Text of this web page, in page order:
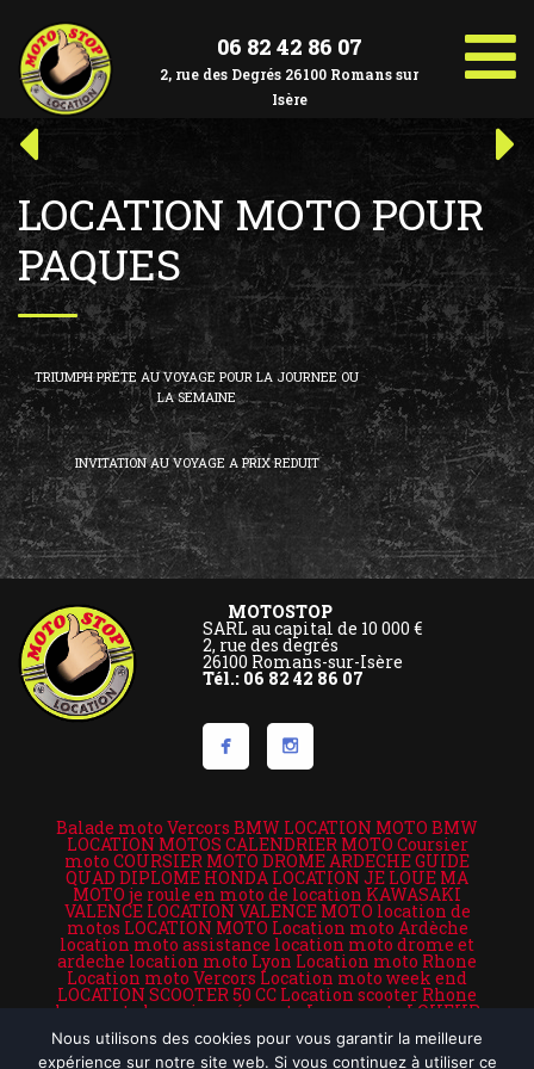
au
contenu
2, rue des Degrés 26100 Romans sur
Isère
06 82 42 86 07
Navigation
de
l’article
Article
précédent :
LOCATION MOTO POUR
PAQUES
TRIUMPH PRETE AU VOYAGE POUR LA JOURNEE OU
LA SEMAINE
INVITATION AU VOYAGE A PRIX REDUIT
MOTOSTOP
SARL au capital de 10 000 €
2, rue des degrés
26100 Romans-sur-Isère
Tél.: 06 82 42 86 07
Balade moto Vercors BMW LOCATION MOTO BMW
LOCATION MOTOS CALENDRIER MOTO Coursier
moto COURSIER MOTO DROME ARDECHEGUIDE
QUAD DIPLOME HONDA LOCATION JE LOUE MA
MOTO je roule en moto de location KAWASAKI
VALENCE LOCATION VALENCE MOTO location de
motos LOCATION MOTO Location moto Ardèche
location moto assistance location moto drome et
ardeche location moto Lyon Location moto Rhone
Location moto Vercors Location moto week end
LOCATION SCOOTER 50 CC Location scooter Rhone
loue moto louer journée moto Louer moto LOUEUR
DE MOTO TRIUMPH LOUEUR MOTOS LOUEZ VOTRE
MOTOmotardsmoto de courtoisieMOTOS A LOUER
motostopmotostop.frMOTOSTOP COQUIN moto
Nous utilisons des cookies pour vous garantir la meilleure
expérience sur notre site web. Si vous continuez à utiliser ce